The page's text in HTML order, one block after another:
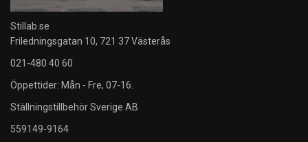
Stillab.se
Friledningsgatan 10, 721 37 Västerås
021-480 40 60
Öppettider: Mån - Fre, 07-16.
Ställningstillbehör Sverige AB
559149-9164